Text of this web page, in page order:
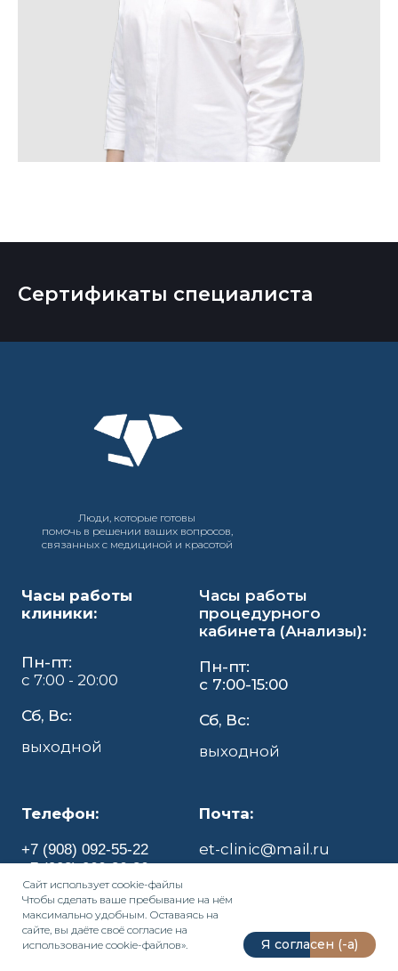
Сертификаты специалиста
Сайт используетcookie-файлы
Чтобы сделать ваше пребывание на нём
максимально удобным. Оставаясь на
сайте, вы даёте своё согласие на
использование cookie-файлов».
Я согласен (-а)
Люди, которые готовы
помочь в решении ваших вопросов,
связанных с медициной и красотой
Часы работы
клиники:
Пн-пт:
с 7:00 - 20:00
Сб, Вс:
выходной
Часы работы
процедурного
кабинета (Анализы):
Пн-пт:
с 7:00-15:00
Сб, Вс:
выходной
Телефон:
+7 (908) 092-55-22
+7 (908) 066-36-36
Индекс: 454076
г. Челябинск ул.
бейвеля 46б
Почта:
et-clinic@mail.ru
конфиденциальности
Карта сайта